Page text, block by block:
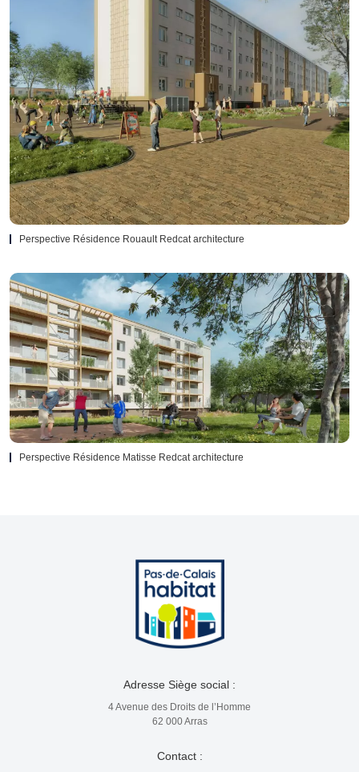
Perspective Résidence Rouault Redcat architecture
Perspective Résidence Matisse Redcat architecture
Adresse Siège social :
4 Avenue des Droits de l’Homme
62 000 Arras
Contact :